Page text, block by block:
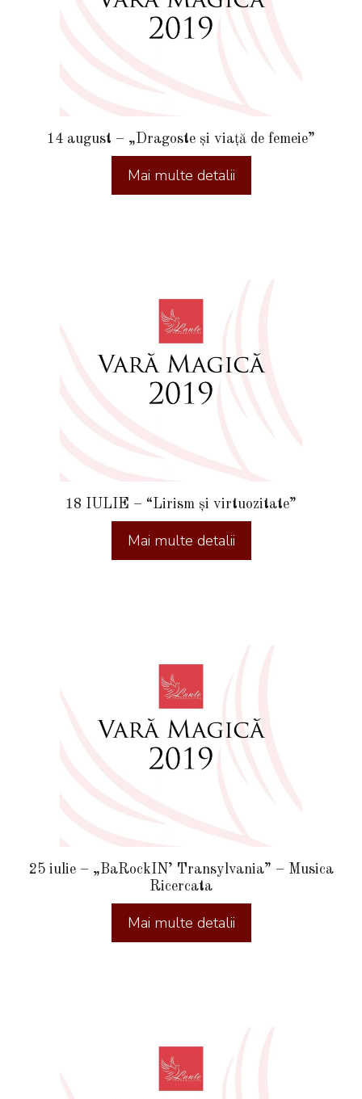
14 august – „Dragoste și viață de femeie”
18 IULIE – “Lirism și virtuozitate”
25 iulie – „BaRockIN’ Transylvania” – Musica
Ricercata